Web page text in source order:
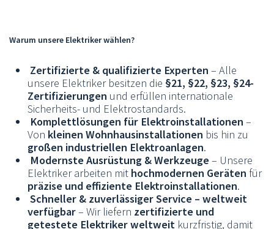
Warum unsere Elektriker wählen?
Zertifizierte & qualifizierte Experten – Alle
unsere Elektriker besitzen die §21, §22, §23, §24-
Zertifizierungen und erfüllen internationale
Sicherheits- und Elektrostandards.
Komplettlösungen für Elektroinstallationen –
Von kleinen Wohnhausinstallationen bis hin zu
großen industriellen Elektroanlagen.
Modernste Ausrüstung & Werkzeuge– Unsere
Elektriker arbeiten mit hochmodernen Geräten für
präzise und effiziente Elektroinstallationen.
Schneller & zuverlässiger Service – weltweit
verfügbar– Wir liefern zertifizierte und
getestete Elektriker weltweit kurzfristig, damit